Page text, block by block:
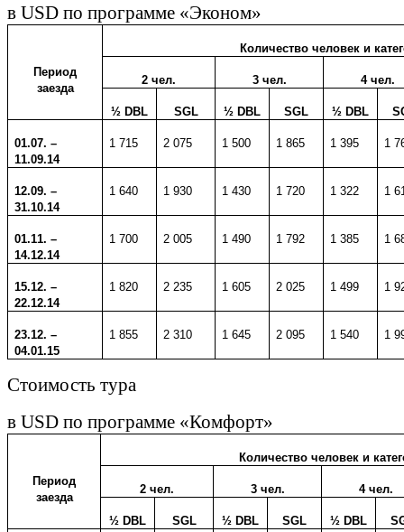
в USD по программе «Эконом»
Период
заезда
Количество человек и
2 чел. 3 чел. 4 чел.
½ DBL SGL ½ DBL SGL ½ DBL
01.07. –
11.09.14
1 715 2 075 1 500 1 865 1 395 1
12.09. –
31.10.14
1 640 1 930 1 430 1 720 1 322 1
01.11. –
14.12.14
1 700 2 005 1 490 1 792 1 385 1
15.12. –
22.12.14
1 820 2 235 1 605 2 025 1 499 1
23.12. –
04.01.15
1 855 2 310 1 645 2 095 1 540 1
Стоимость тура
в USD по программе «Комфорт»
Период
заезда
Количество человек и
2 чел. 3 чел. 4 чел.
½ DBL SGL ½ DBL SGL ½ DBL